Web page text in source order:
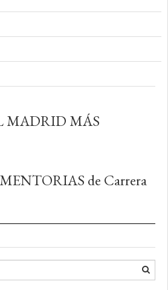
MADRID MÁS
MENTORIAS de Carrera